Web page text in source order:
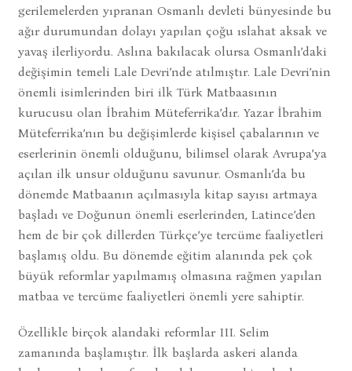
gerilemelerden yıpranan Osmanlı devleti bünyesinde bu
ağır durumundan dolayı yapılan çoğu ıslahat aksak ve
yavaş ilerliyordu. Aslına bakılacak olursa Osmanlı’daki
değişimin temeli Lale Devri’nde atılmıştır. Lale Devri’nin
önemli isimlerinden biri ilk Türk Matbaasının
kurucusu olan İbrahim Müteferrika’dır. Yazar İbrahim
Müteferrika’nın bu değişimlerde kişisel çabalarının ve
eserlerinin önemli olduğunu, bilimsel olarak Avrupa’ya
açılan ilk unsur olduğunu savunur. Osmanlı’da bu
dönemde Matbaanın açılmasıyla kitap sayısı artmaya
başladı ve Doğunun önemli eserlerinden, Latince’den
hem de bir çok dillerden Türkçe’ye tercüme faaliyetleri
başlamış oldu. Bu dönemde eğitim alanında pek çok
büyük reformlar yapılmamış olmasına rağmen yapılan
matbaa ve tercüme faaliyetleri önemli yere sahiptir.
Özellikle birçok alandaki reformlar III. Selim
zamanında başlamıştır. İlk başlarda askeri alanda